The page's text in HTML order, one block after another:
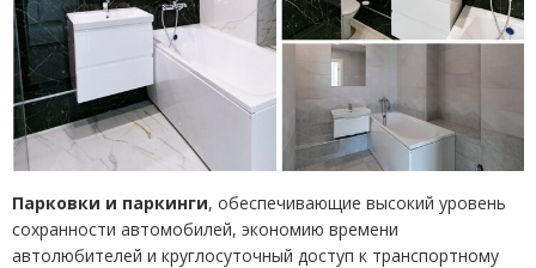
Парковки и паркинги, обеспечивающие высокий уровень
сохранности автомобилей, экономию времени
автолюбителей и круглосуточный доступ к транспортному